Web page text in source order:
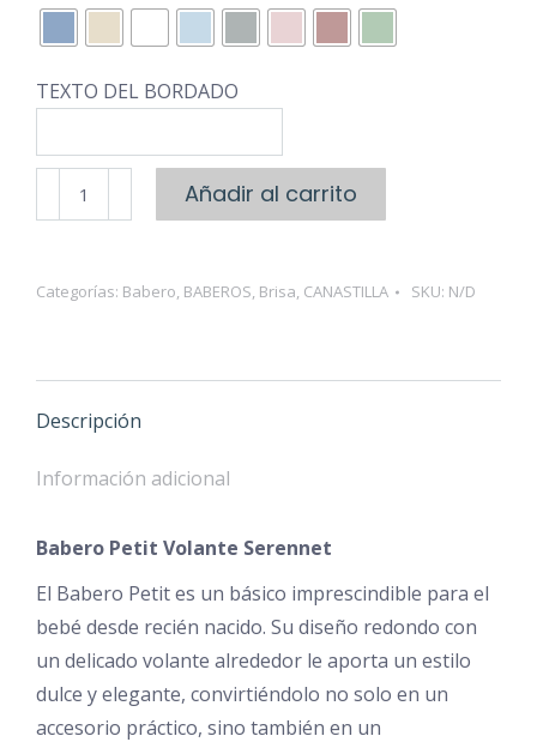
TEXTO DEL BORDADO
Babero
Petit
cantidad
Añadir al carrito
Categorías: Babero, BABEROS, Brisa, CANASTILLA SKU: N/D
Descripción
Información adicional
Babero Petit Volante Serennet
El Babero Petit es un básico imprescindible para el
bebé desde recién nacido. Su diseño redondo con
un delicado volante alrededor le aporta un estilo
dulce y elegante, convirtiéndolo no solo en un
accesorio práctico, sino también en un